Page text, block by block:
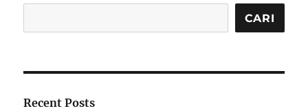
CARI
Recent Posts